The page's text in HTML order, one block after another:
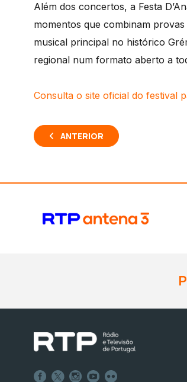
Além dos concertos, a Festa
momentos que combinam
musical principal no histórico
regional num formato aberto a
Consulta o site oficial do festival
ANTERIOR